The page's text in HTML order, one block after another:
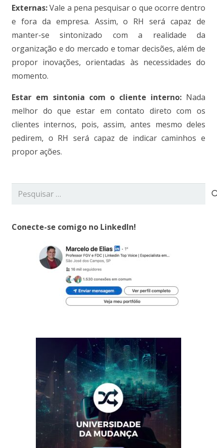
Externas:Vale a pena pesquisar o que ocorre dentro
e fora da empresa. Assim, o RH será capaz de
manter-se sintonizado com a realidade da
organização e do mercado e tomar decisões, além de
propor inovações, orientadas às necessidades do
momento.
Estar em sintonia com o cliente interno: Nada
melhor do que estar em contato direto com os
clientes internos, pois, assim, antes mesmo deles
pedirem, o RH será capaz de indicar caminhos e
propor ações.
Pesquisar
Conecte-se comigo no LinkedIn!